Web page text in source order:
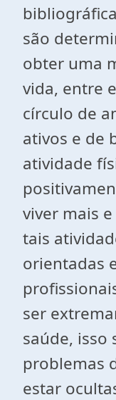
são
obter uma
vida, entre
círculo de
ativos e de
atividade
viver mais
tais
orientadas
ser
saúde, isso
problemas
estar